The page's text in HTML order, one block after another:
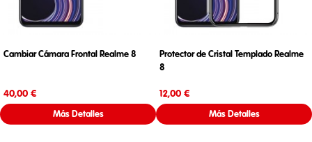
Cambiar Cámara Frontal Realme 8
40,00 €
Más Detalles
Protector de Cristal Templado Realme
8
12,00 €
Más Detalles